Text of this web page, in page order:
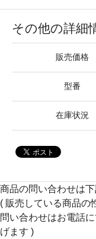
その他の詳細
販売価格
型番
在庫状況
商品の問い合わせは
( 販売している商品の
問い合わせはお電話
げます )